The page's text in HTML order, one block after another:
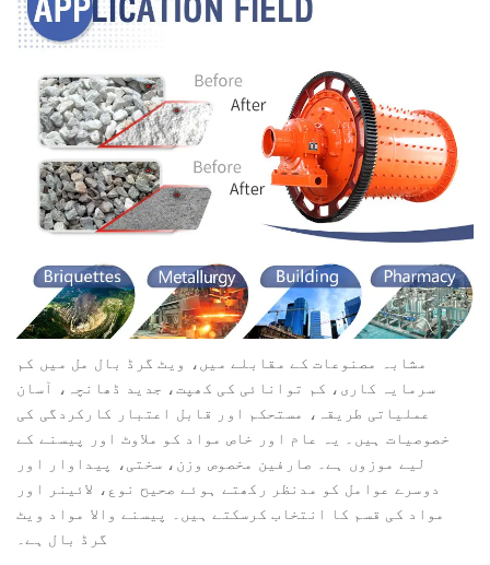
مشابہ مصنوعات کے مقابلے میں، ویٹ گرڈ بال مل میں کم
سرمایہ کاری، کم توانائی کی کھپت، جدید ڈھانچہ، آسان
عملیاتی طریقہ، مستحکم اور قابل اعتبار کارکردگی کی
خصوصیات ہیں۔ یہ عام اور خاص مواد کو ملاوٹ اور پیسنے کے
لیے موزوں ہے۔ صارفین مخصوص وزن، سختی، پیداوار اور
دوسرے عوامل کو مدنظر رکھتے ہوئے صحیح نوع، لائینر اور
مواد کی قسم کا انتخاب کرسکتے ہیں۔ پیسنے والا مواد ویٹ
گرڈ بال ہے۔